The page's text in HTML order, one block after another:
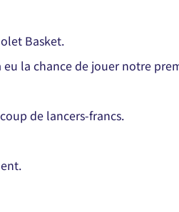
Basket.
eu la chance de jouer notre
de lancers-francs.